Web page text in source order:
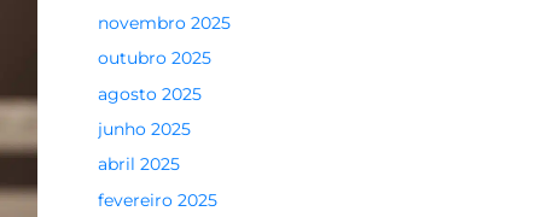
novembro 2025
outubro 2025
agosto 2025
junho 2025
abril 2025
fevereiro 2025